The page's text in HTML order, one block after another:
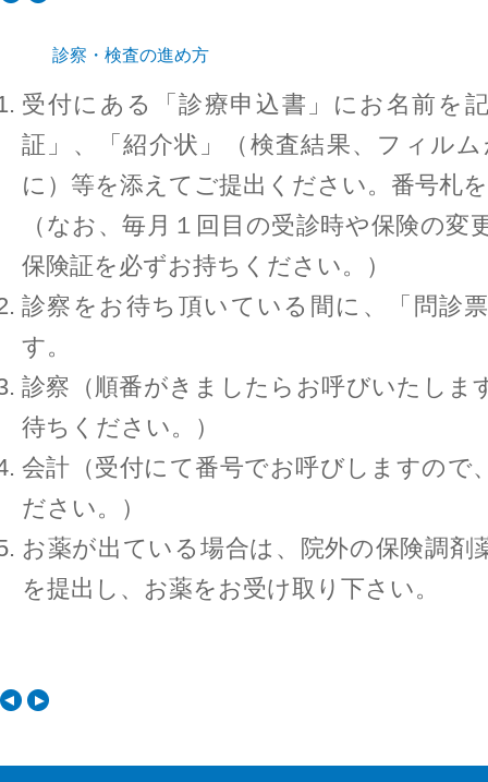
診察・検査の進め方
受付にある「診療申込書」にお名前を
証」、「紹介状」（検査結果、フィル
に）等を添えてご提出ください。番号札
（なお、毎月１回目の受診時や保険の変
保険証を必ずお持ちください。）
診察をお待ち頂いている間に、「問診
す。
診察（順番がきましたらお呼びいたしま
待ちください。）
会計（受付にて番号でお呼びしますので
ださい。）
お薬が出ている場合は、院外の保険調剤
を提出し、お薬をお受け取り下さい。